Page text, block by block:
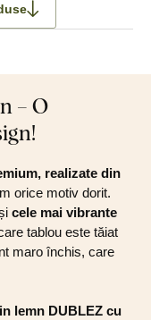
– O
realizate din
orice motiv dorit.
cele mai vibrante
tablou este tăiat
maro închis, care
lemn DUBLEZ cu